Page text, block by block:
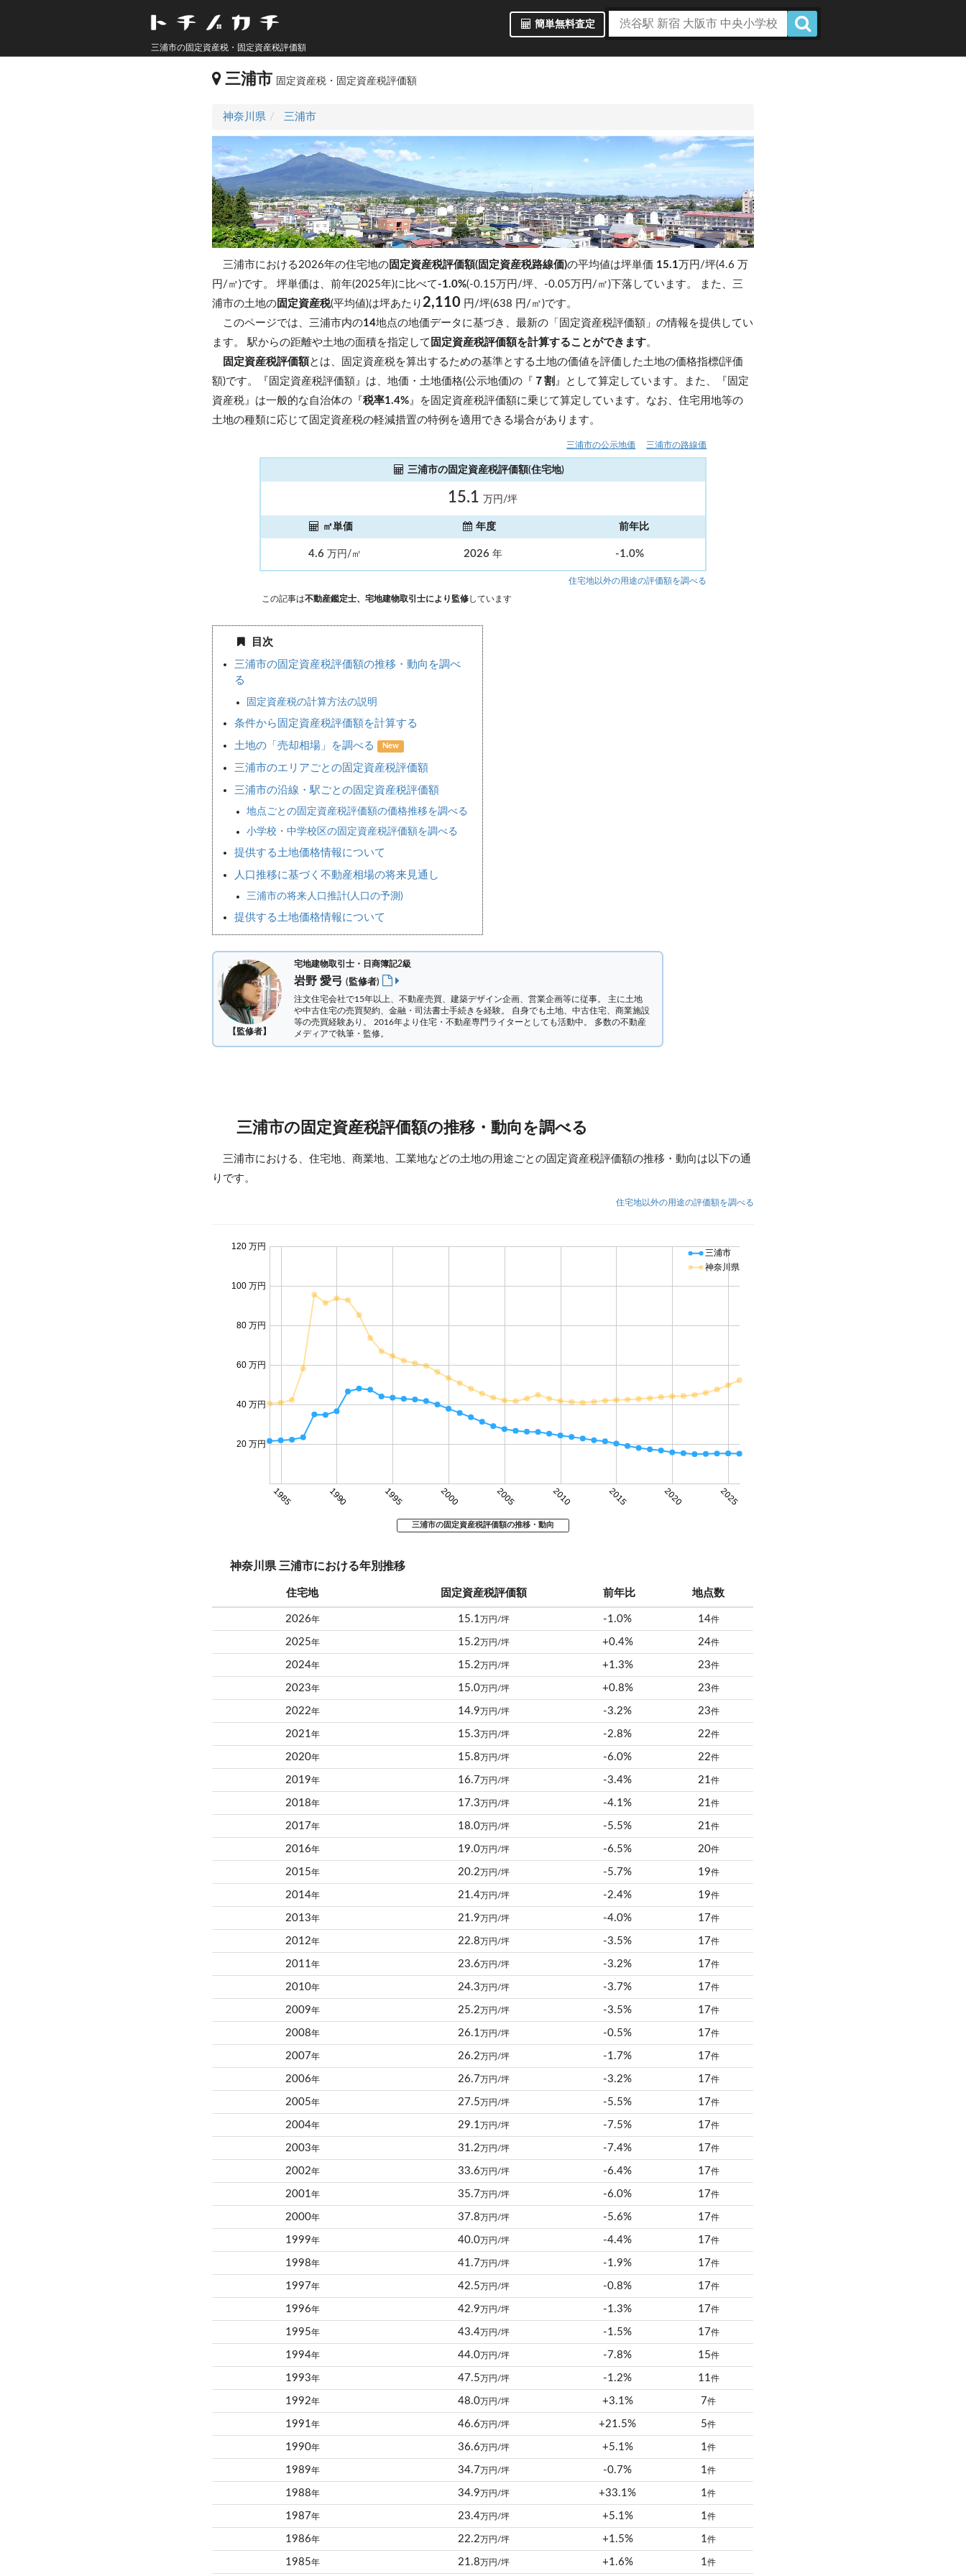
簡単無料査定
三浦市の固定資産税・固定資産税評価額
三浦市 固定資産税・固定資産税評価額
神奈川県 三浦市
三浦市における2026年の住宅地の 固定資産税評価額(固定資産税路線価)の平均値は坪単価 15.1 万円/坪(4.6 万
円/㎡)です。坪単価は、前年(2025年)に比べて-1.0%(-0.15万円/坪、-0.05万円/㎡)下落しています。
また、三
浦市の土地の 固定資産税(平均値)は坪あたり2,110 円/坪(638 円/㎡)です。
このページでは、三浦市内の14地点の地価データに基づき、最新の「固定資産税評価額」の情報を提供してい
ます。 駅からの距離や土地の面積を指定して 固定資産税評価額を計算することができます。
固定資産税評価額 とは、固定資産税を算出するための基準とする土地の価値を評価した土地の価格指標(評価
額)です。『固定資産税評価額』は、地価・土地価格(公示地価)の『 ７割 』として算定しています。また、『固定
資産税』は一般的な自治体の『税率1.4%』を固定資産税評価額に乗じて算定しています。なお、住宅用地等の
土地の種類に応じて固定資産税の軽減措置の特例を適用できる場合があります。
三浦市の公示地価 三浦市の路線価
三浦市の固定資産税評価額(住宅地)
15.1万円/坪
㎡単価 年度 前年比
4.6 万円/㎡ 2026 年 -1.0%
住宅地以外の用途の評価額を調べる
この記事は不動産鑑定士、宅地建物取引士により監修しています
目次
三浦市の固定資産税評価額の推移・動向を調べ
る
固定資産税の計算方法の説明
条件から固定資産税評価額を計算する
土地の「売却相場」を調べる New
三浦市のエリアごとの固定資産税評価額
三浦市の沿線・駅ごとの固定資産税評価額
地点ごとの固定資産税評価額の価格推移を調べる
小学校・中学校区の固定資産税評価額を調べる
提供する土地価格情報について
人口推移に基づく不動産相場の将来見通し
三浦市の将来人口推計(人口の予測)
提供する土地価格情報について
【監修者】
宅地建物取引士・日商簿記2級
岩野 愛弓(監修者)
注文住宅会社で15年以上、不動産売買、建築デザイン企画、営業企画等に従事。 主に土地
や中古住宅の売買契約、金融・司法書士手続きを経験。 自身でも土地、中古住宅、商業施設
等の売買経験あり。 2016年より住宅・不動産専門ライターとしても活動中。 多数の不動産
メディアで執筆・監修。
三浦市の固定資産税評価額の推移・動向を調べる
三浦市における、住宅地、商業地、工業地などの土地の用途ごとの固定資産税評価額の推移・動向は以下の通
りです。
住宅地以外の用途の評価額を調べる
1985 1990 1995 2000 2005 2010 2015 2020 2025
20 万円
40 万円
60 万円
80 万円
100 万円
120 万円
三浦市
神奈川県
三浦市の固定資産税評価額の推移・動向
神奈川県 三浦市における年別推移
住宅地 固定資産税評価額 前年比 地点数
2026年 15.1 万円/坪 -1.0% 14件
2025年 15.2 万円/坪 +0.4% 24件
2024年 15.2 万円/坪 +1.3% 23件
2023年 15.0万円/坪 +0.8% 23件
2022年 14.9 万円/坪 -3.2% 23件
2021年 15.3 万円/坪 -2.8% 22件
2020年 15.8 万円/坪 -6.0% 22件
2019年 16.7 万円/坪 -3.4% 21件
2018年 17.3 万円/坪 -4.1% 21件
2017年 18.0万円/坪 -5.5% 21件
2016年 19.0万円/坪 -6.5% 20件
2015年 20.2 万円/坪 -5.7% 19件
2014年 21.4万円/坪 -2.4% 19件
2013年 21.9 万円/坪 -4.0% 17件
2012年 22.8 万円/坪 -3.5% 17件
2011年 23.6 万円/坪 -3.2% 17件
2010年 24.3 万円/坪 -3.7% 17件
2009年 25.2 万円/坪 -3.5% 17件
2008年 26.1 万円/坪 -0.5% 17件
2007年 26.2 万円/坪 -1.7% 17件
2006年 26.7 万円/坪 -3.2% 17件
2005年 27.5 万円/坪 -5.5% 17件
2004年 29.1 万円/坪 -7.5% 17件
2003年 31.2 万円/坪 -7.4% 17件
2002年 33.6 万円/坪 -6.4% 17件
2001年 35.7 万円/坪 -6.0% 17件
2000年 37.8 万円/坪 -5.6% 17件
1999年 40.0万円/坪 -4.4% 17件
1998年 41.7 万円/坪 -1.9% 17件
1997年 42.5 万円/坪 -0.8% 17件
1996年 42.9 万円/坪 -1.3% 17件
1995年 43.4万円/坪 -1.5% 17件
1994年 44.0万円/坪 -7.8% 15件
1993年 47.5 万円/坪 -1.2% 11件
1992年 48.0万円/坪 +3.1% 7件
1991年 46.6 万円/坪 +21.5% 5件
1990年 36.6 万円/坪 +5.1% 1件
1989年 34.7 万円/坪 -0.7% 1件
1988年 34.9 万円/坪 +33.1% 1件
1987年 23.4万円/坪 +5.1% 1件
1986年 22.2 万円/坪 +1.5% 1件
1985年 21.8 万円/坪 +1.6% 1件